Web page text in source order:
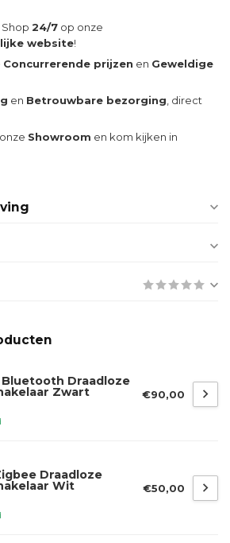
24/7 op onze
website!
Concurrerende prijzen en Geweldige
en Betrouwbare bezorging , direct
Showroom en kom kijken in
Bluetooth Draadloze
Zwart €90,00
Draadloze
Wit €50,00